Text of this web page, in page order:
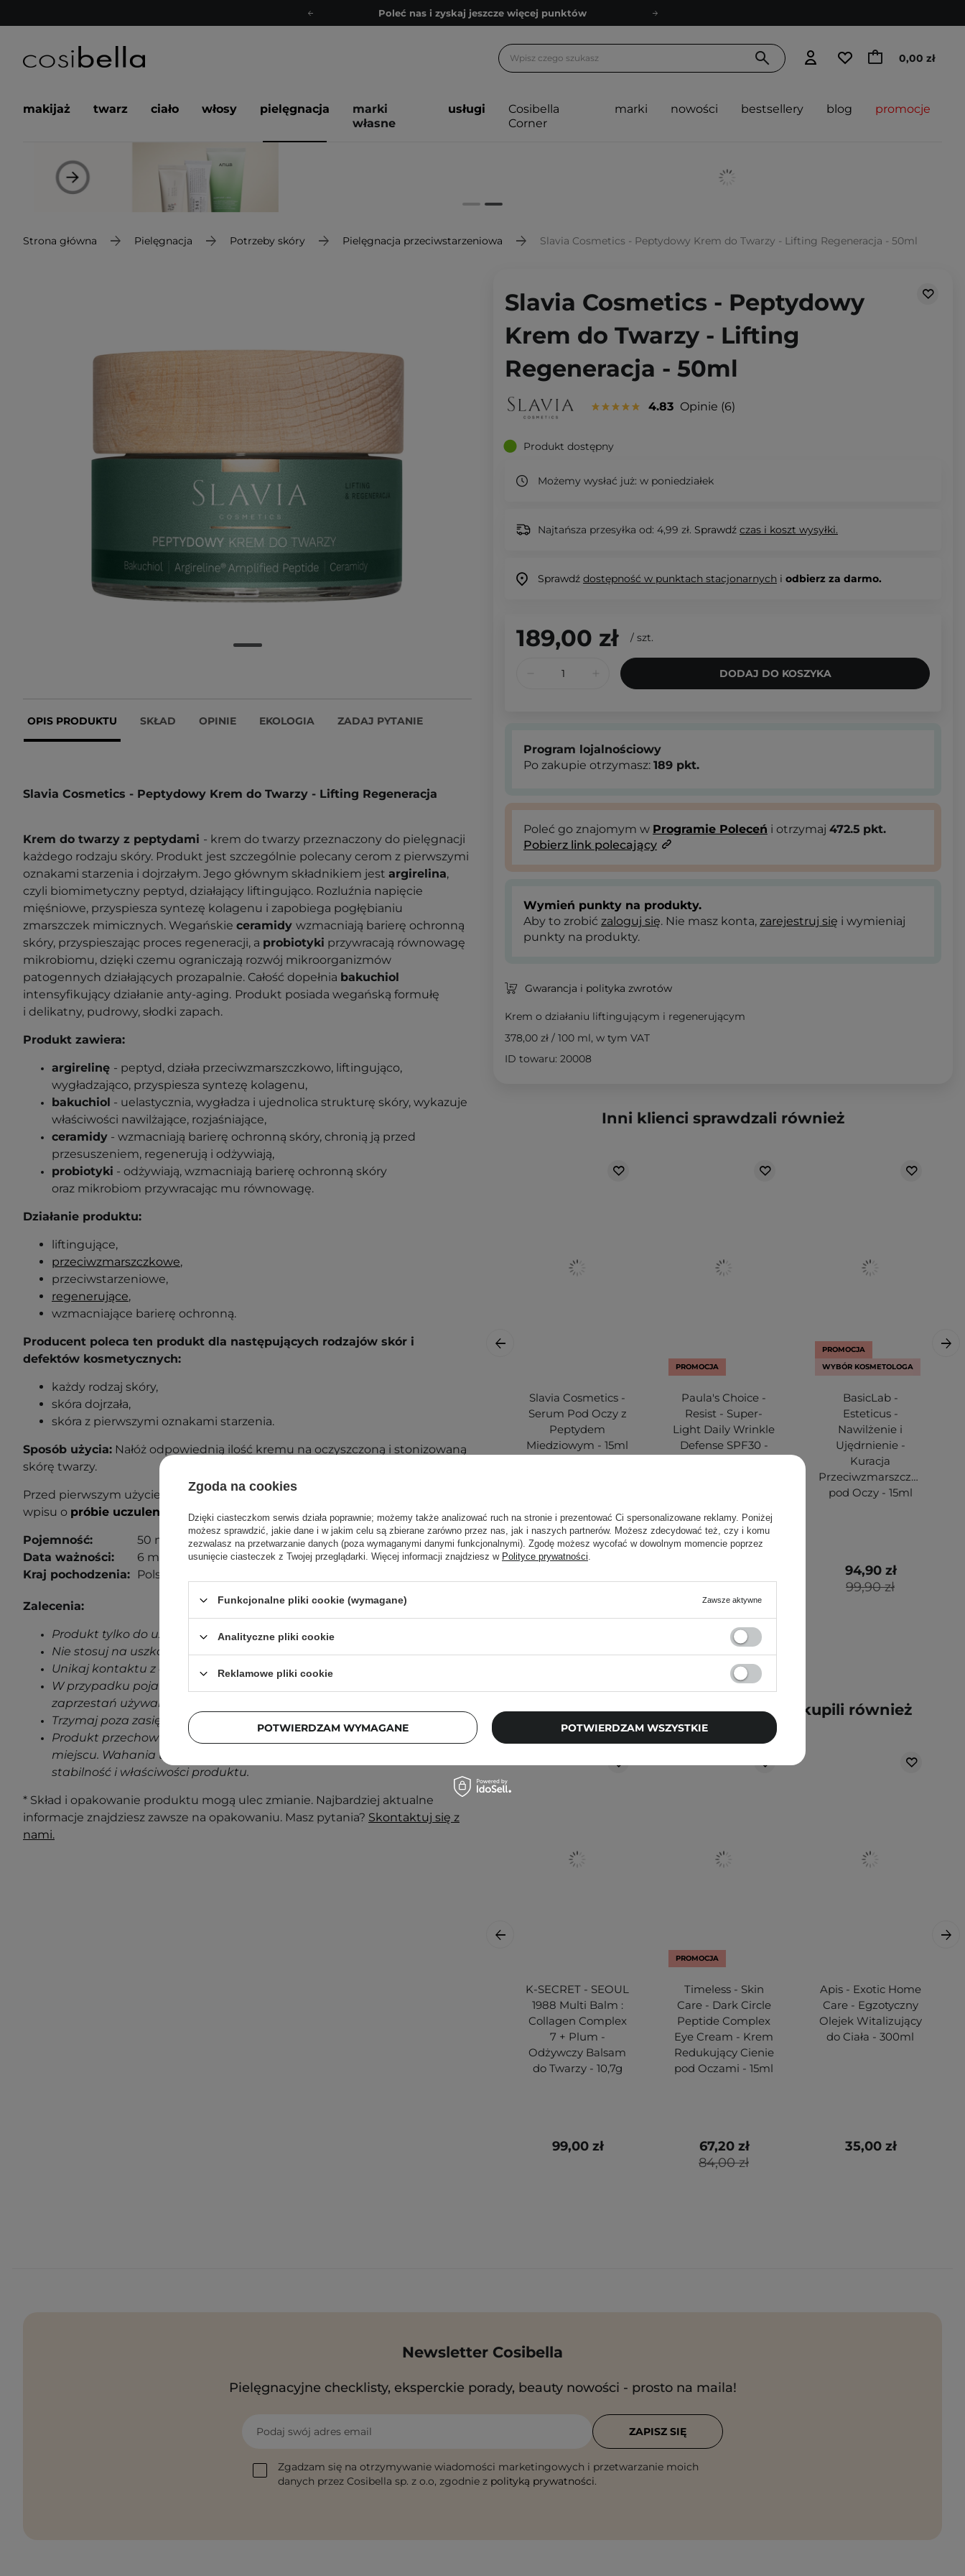
Poleć nas i zyskaj jeszcze więcej punktów
Bezpłatne konsultacje kosmetologiczne
Poleć nas i zyskaj jeszcze więcej punktów
0,00 zł
makijaż twarz ciało włosy pielęgnacja
marki
własne
usługi
Cosibella
Corner
marki nowości bestsellery blog promocje
Strona główna Pielęgnacja Potrzeby skóry Pielęgnacja przeciwstarzeniowa Slavia Cosmetics - Peptydowy Krem do Twarzy - Lifting Regeneracja - 50ml
OPIS PRODUKTU SKŁAD OPINIE EKOLOGIA ZADAJ PYTANIE
Slavia Cosmetics - Peptydowy Krem do Twarzy - Lifting Regeneracja
Krem do twarzy z peptydami - krem do twarzy przeznaczony do pielęgnacji
każdego rodzaju skóry. Produkt jest szczególnie polecany cerom z pierwszymi
oznakami starzenia i dojrzałym. Jego głównym składnikiem jest argirelina,
czyli biomimetyczny peptyd, działający liftingująco. Rozluźnia napięcie
mięśniowe, przyspiesza syntezę kolagenu i zapobiega pogłębianiu
zmarszczek mimicznych. Wegańskie ceramidy wzmacniają barierę ochronną
skóry, przyspieszając proces regeneracji, a probiotyki przywracają równowagę
mikrobiomu, dzięki czemu ograniczają rozwój mikroorganizmów
patogennych działających prozapalnie. Całość dopełnia bakuchiol
intensyfikujący działanie anty-aging. Produkt posiada wegańską formułę
i delikatny, pudrowy, słodki zapach.
Produkt zawiera:
argirelinę - peptyd, działa przeciwzmarszczkowo, liftingująco,
wygładzająco, przyspiesza syntezę kolagenu,
bakuchiol - uelastycznia, wygładza i ujednolica strukturę skóry, wykazuje
właściwości nawilżające, rozjaśniające,
ceramidy - wzmacniają barierę ochronną skóry, chronią ją przed
przesuszeniem, regenerują i odżywiają,
probiotyki - odżywiają, wzmacniają barierę ochronną skóry
oraz mikrobiom przywracając mu równowagę.
Działanie produktu:
liftingujące,
przeciwzmarszczkowe,
przeciwstarzeniowe,
regenerujące,
wzmacniające barierę ochronną.
Producent poleca ten produkt dla następujących rodzajów skór i
defektów kosmetycznych:
każdy rodzaj skóry,
skóra dojrzała,
skóra z pierwszymi oznakami starzenia.
Sposób użycia: Nałóż odpowiednią ilość kremu na oczyszczoną i stonizowaną
skórę twarzy.
Przed pierwszym użyciem wykonaj próbę uczuleniową. Zajrzyj do naszego
wpisu o próbie uczuleniowej, aby dowiedzieć się więcej.
Pojemność:
50 ml
Data ważności:
6 miesięcy od otwarcia.
Kraj pochodzenia:
Polska.
Zalecenia:
Produkt tylko do użytku zewnętrznego.
Nie stosuj na uszkodzoną skórę.
Unikaj kontaktu z oczami.
W przypadku pojawienia się jakichkolwiek oznak podrażnienia,
zaprzestań używania produktu.
Trzymaj poza zasięgiem dzieci.
Produkt przechowuj w temperaturze pokojowej, w zacienionym
miejscu. Wahania temperatur podczas transportu nie wpłyną na
stabilność i właściwości produktu.
* Skład i opakowanie produktu mogą ulec zmianie. Najbardziej aktualne
informacje znajdziesz zawsze na opakowaniu. Masz pytania? Skontaktuj się z
nami.
Slavia Cosmetics - Peptydowy
Krem do Twarzy - Lifting
Regeneracja - 50ml
4.83 Opinie 6
Produkt dostępny
Możemy wysłać już: w poniedziałek
Najtańsza przesyłka od: 4,99 zł. Sprawdź czas i koszt wysyłki.
Sprawdź dostępność w punktach stacjonarnych i odbierz za darmo.
189,00 zł / szt.
DODAJ DO KOSZYKA
Program lojalnościowy
Po zakupie otrzymasz: 189 pkt.
Poleć go znajomym w Programie Poleceń i otrzymaj 472.5 pkt.
Pobierz link polecający
Wymień punkty na produkty.
Aby to zrobić zaloguj się. Nie masz konta, zarejestruj się i wymieniaj
punkty na produkty.
Gwarancja i polityka zwrotów
Krem o działaniu liftingującym i regenerującym
378,00 zł / 100 ml, w tym VAT
ID towaru: 20008
Inni klienci sprawdzali również
Slavia Cosmetics -
Serum Pod Oczy z
Peptydem
Miedziowym - 15ml
PROMOCJA
Paula's Choice -
Resist - Super-
Light Daily Wrinkle
Defense SPF30 -
- 60ml
205,00 zł
PROMOCJA
WYBÓR KOSMETOLOGA
BasicLab -
Esteticus -
Nawilżenie i
Ujędrnienie -
Kuracja
Przeciwzmarszczkowa
pod Oczy - 15ml
99,90 zł
94,90 zł
Klienci, którzy kupili ten produkt, kupili również
K-SECRET - SEOUL
1988 Multi Balm :
Collagen Complex
7 + Plum -
Odżywczy Balsam
do Twarzy - 10,7g
99,00 zł
PROMOCJA
Timeless - Skin
Care - Dark Circle
Peptide Complex
Eye Cream - Krem
Redukujący Cienie
pod Oczami - 15ml
84,00 zł
67,20 zł
Apis - Exotic Home
Care - Egzotyczny
Olejek Witalizujący
do Ciała - 300ml
35,00 zł
Newsletter Cosibella
Pielęgnacyjne checklisty, eksperckie porady, beauty nowości - prosto na maila!
Podaj swój adres email
Zgadzam się na otrzymywanie wiadomości marketingowych i przetwarzanie moich
danych przez Cosibella sp. z o.o, zgodnie z polityką prywatności.
ZAPISZ SIĘ
Zgoda na cookies
Dzięki ciasteczkom serwis działa poprawnie; możemy także analizować ruch na stronie i prezentować Ci spersonalizowane reklamy. Poniżej
możesz sprawdzić, jakie dane i w jakim celu są zbierane zarówno przez nas, jak i naszych partnerów. Możesz zdecydować też, czy i komu
zezwalasz na przetwarzanie danych (poza wymaganymi danymi funkcjonalnymi). Zgodę możesz wycofać w dowolnym momencie poprzez
usunięcie ciasteczek z Twojej przeglądarki. Więcej informacji znajdziesz w Polityce prywatności.
Funkcjonalne pliki cookie (wymagane) Zawsze aktywne
Analityczne pliki cookie
Reklamowe pliki cookie
POTWIERDZAM WYMAGANE POTWIERDZAM WSZYSTKIE